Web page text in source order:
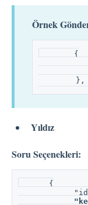
Örnek
       {
        },
Yıldız
Soru Seçenekleri:
      {